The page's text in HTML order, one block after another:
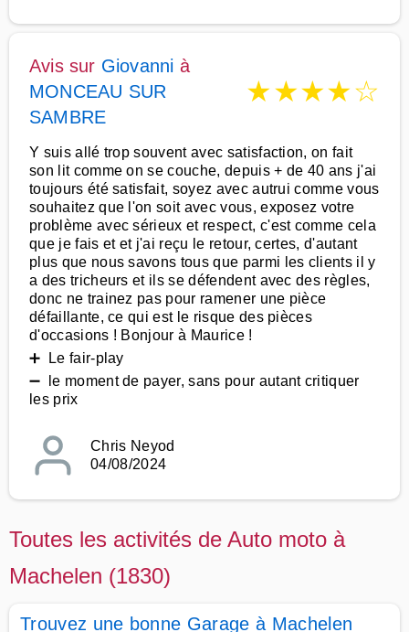
Avis sur Giovanni à
MONCEAU SUR
SAMBRE
★★★★☆
Y suis allé trop souvent avec satisfaction, on fait
son lit comme on se couche, depuis + de 40 ans j'ai
toujours été satisfait, soyez avec autrui comme vous
souhaitez que l'on soit avec vous, exposez votre
problème avec sérieux et respect, c'est comme cela
que je fais et et j'ai reçu le retour, certes, d'autant
plus que nous savons tous que parmi les clients il y
a des tricheurs et ils se défendent avec des règles,
donc ne trainez pas pour ramener une pièce
défaillante, ce qui est le risque des pièces
d'occasions ! Bonjour à Maurice !
➕ Le fair-play
➖ le moment de payer, sans pour autant critiquer
les prix
Chris Neyod
04/08/2024
Toutes les activités de Auto moto à
Machelen (1830)
Trouvez une bonne Garage à Machelen